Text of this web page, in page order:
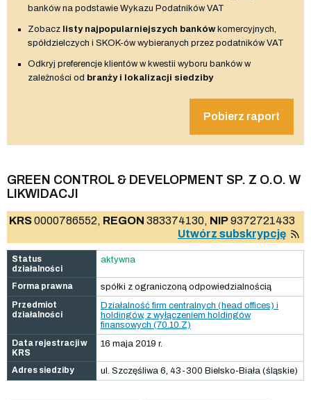
banków na podstawie Wykazu Podatników VAT
Zobacz listy najpopularniejszych bankówkomercyjnych,
spółdzielczych i SKOK-ów wybieranych przez podatników VAT
Odkryj preferencje klientów w kwestii wyboru banków w
zależności od branży i lokalizacji siedziby
Pobierz raport
GREEN CONTROL & DEVELOPMENT SP. Z O.O. W
LIKWIDACJI
KRS0000786552, REGON 383374130, NIP9372721433
Utwórz subskrypcję
Status
działalności
aktywna
Forma prawna
spółki z ograniczoną odpowiedzialnością
Przedmiot
działalności
Działalność firm centralnych (head offices) i
holdingów, z wyłączeniem holdingów
finansowych (70.10.Z)
Data rejestracji w
KRS
16 maja 2019 r.
Adres siedziby ul. Szczęśliwa 6, 43-300 Bielsko-Biała (śląskie)